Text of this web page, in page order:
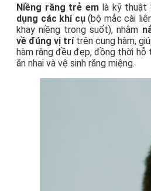
Niềng răng trẻ emlà kỹ thuật
dụng các khí cụ(bộ mắc cài
khay niềng trong suốt), nhằm
về đúng vị trítrên cung hàm,
hàm răng đều đẹp, đồng thời
ăn nhai và vệ sinh răng miệng.